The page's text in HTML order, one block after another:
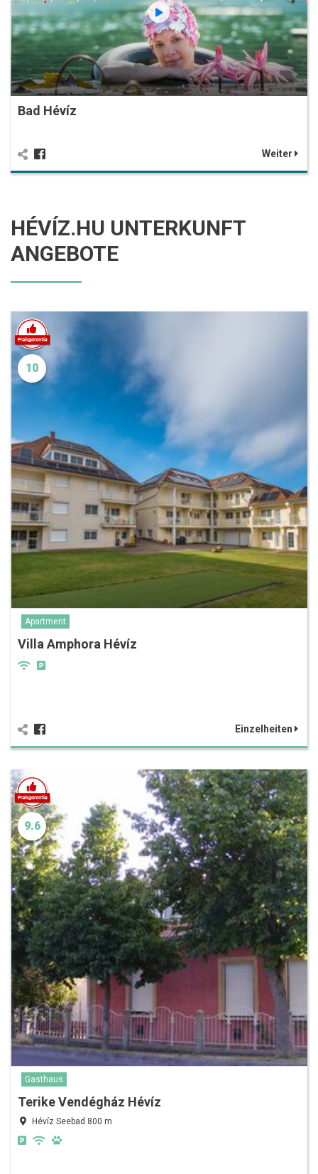
Bad Hévíz
Weiter
HÉVÍZ.HU UNTERKUNFT
ANGEBOTE
10
Apartment
Villa Amphora Hévíz
Einzelheiten
9.6
Gasthaus
Terike Vendégház Hévíz
Hévíz Seebad 800 m